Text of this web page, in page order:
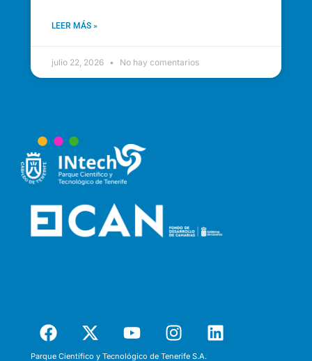
LEER MÁS »
julio 22, 2026 No hay comentarios
Parque Científico y Tecnológico de Tenerife S.A.